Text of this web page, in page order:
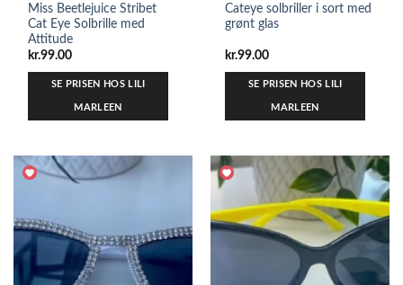
Miss Beetlejuice Stribet
Cat Eye Solbrille med
Attitude
kr.99.00
SE PRISEN HOS LILI
MARLEEN
Cateye solbriller i sort med
grønt glas
kr.99.00
SE PRISEN HOS LILI
MARLEEN